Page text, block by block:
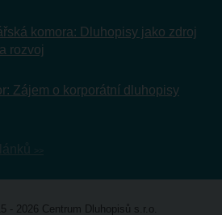
komora: Dluhopisy jako zdroj
rozvoj
Zájem o korporátní dluhopisy
- 2026 Centrum Dluhopisů s.r.o.